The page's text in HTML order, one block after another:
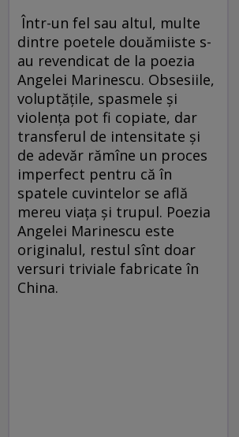
Într-un fel sau altul, multe
dintre poetele douămiiste s-
au revendicat de la poezia
Angelei Marinescu. Obsesiile,
voluptăţile, spasmele şi
violenţa pot fi copiate, dar
transferul de intensitate şi
de adevăr rămîne un proces
imperfect pentru că în
spatele cuvintelor se află
mereu viaţa şi trupul. Poezia
Angelei Marinescu este
originalul, restul sînt doar
versuri triviale fabricate în
China.